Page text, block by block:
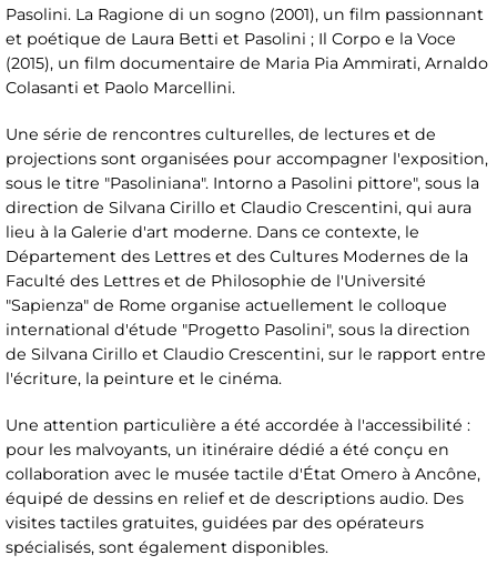
Pasolini. La Ragione di un sogno (2001), un film passionnant
et poétique de Laura Betti et Pasolini ; Il Corpo e la Voce
(2015), un film documentaire de Maria Pia Ammirati, Arnaldo
Colasanti et Paolo Marcellini.
Une série de rencontres culturelles, de lectures et de
projections sont organisées pour accompagner l'exposition,
sous le titre "Pasoliniana". Intorno a Pasolini pittore", sous la
direction de Silvana Cirillo et Claudio Crescentini, qui aura
lieu à la Galerie d'art moderne. Dans ce contexte, le
Département des Lettres et des Cultures Modernes de la
Faculté des Lettres et de Philosophie de l'Université
"Sapienza" de Rome organise actuellement le colloque
international d'étude "Progetto Pasolini", sous la direction
de Silvana Cirillo et Claudio Crescentini, sur le rapport entre
l'écriture, la peinture et le cinéma.
Une attention particulière a été accordée à l'accessibilité :
pour les malvoyants, un itinéraire dédié a été conçu en
collaboration avec le musée tactile d'État Omero à Ancône,
équipé de dessins en relief et de descriptions audio. Des
visites tactiles gratuites, guidées par des opérateurs
spécialisés, sont également disponibles.